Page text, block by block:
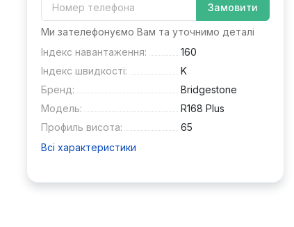
Замовити
Ми зателефонуємо Вам та уточнимо деталі
Індекс навантаження:
160
Індекс швидкості:
K
Бренд:
Bridgestone
Модель:
R168 Plus
Профиль висота:
65
Всі характеристики